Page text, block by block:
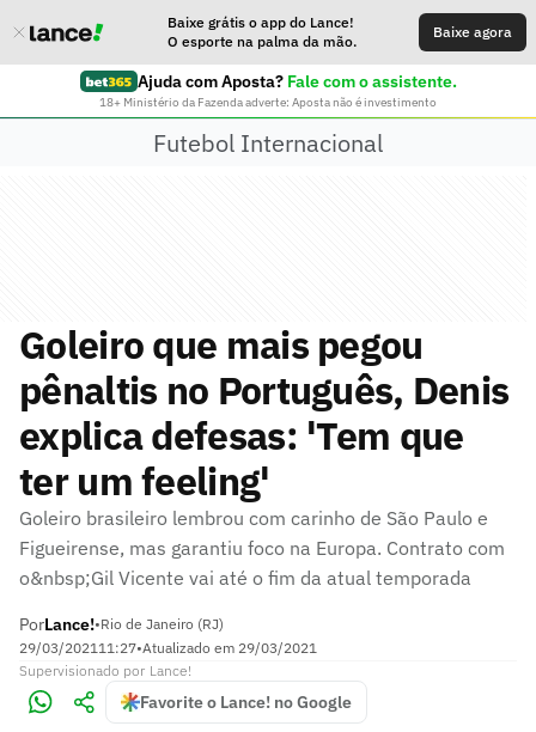
Baixe grátis o app do Lance!
O esporte na palma da mão.
Baixe agora
Ajuda com Aposta? Fale com o assistente.
18+ Ministério da Fazenda adverte: Aposta não é investimento
Futebol Internacional
Goleiro que mais pegou
pênaltis no Português, Denis
explica defesas: 'Tem que
ter um feeling'
Goleiro brasileiro lembrou com carinho de São Paulo e
Figueirense, mas garantiu foco na Europa. Contrato com
o&nbsp;Gil Vicente vai até o fim da atual temporada
PorLance!•Rio de Janeiro (RJ)
29/03/202111:27•Atualizado em 29/03/2021
Supervisionado por Lance!
Favorite o Lance! no Google